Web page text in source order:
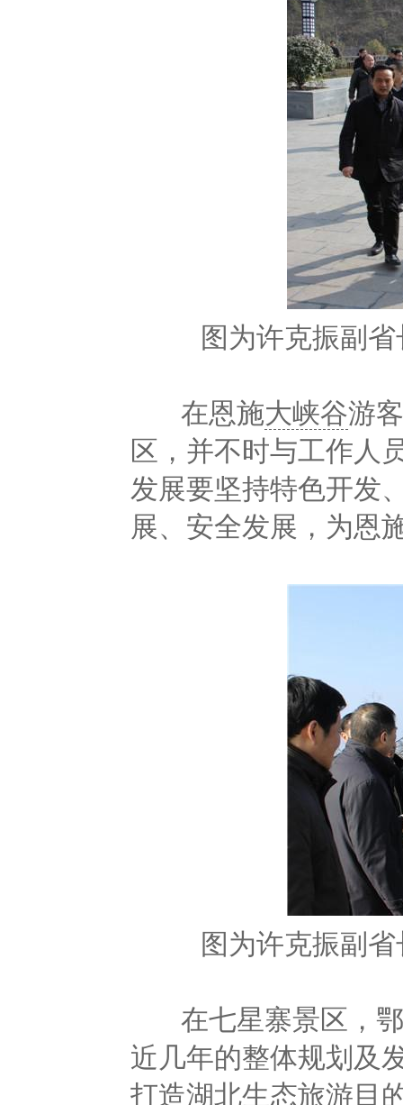
图为许克振副
在恩施大峡谷游
区，并不时与工作人
发展要坚持特色开发
展、安全发展，为恩
图为许克振副
在七星寨景区，鄂
近几年的整体规划及
打造湖北生态旅游目